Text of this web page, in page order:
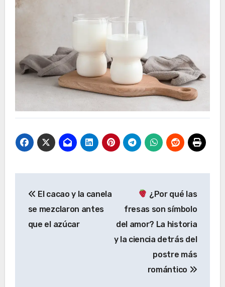
de
entradas
El cacao y la canela
se mezclaron antes
que el azúcar
¿Por qué las
fresas son símbolo
del amor? La historia
y la ciencia detrás del
postre más
romántico